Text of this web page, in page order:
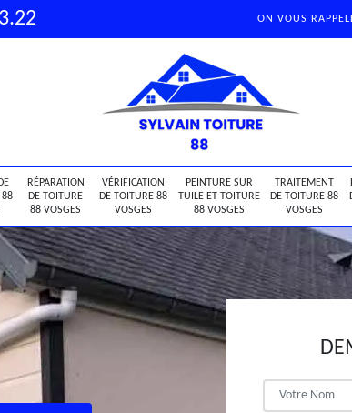
ON VOUS
88
RÉPARATION
DE TOITURE
88 VOSGES
VÉRIFICATION
DE TOITURE 88
VOSGES
PEINTURE SUR
TUILE ET TOITURE
88 VOSGES
TRAITEMENT
DE TOITURE 88
VOSGES